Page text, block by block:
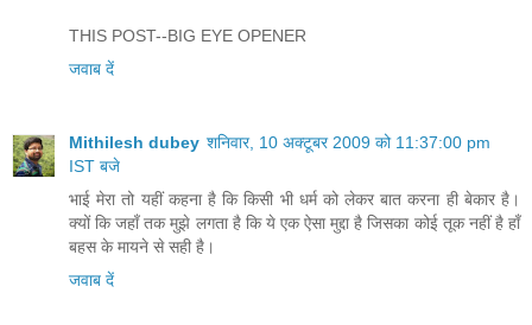
THIS POST--BIG EYE OPENER
जवाब दें
Mithilesh dubey शनिवार, 10 अक्टूबर 2009 को 11:37:00 pm
IST बजे
भाई मेरा तो यहीं कहना है कि किसी भी धर्म को लेकर बात करना ही बेकार है।
क्यों कि जहाँ तक मुझे लगता है कि ये एक ऐसा मुद्दा है जिसका कोई तूक नहीं है हाँ
बहस के मायने से सही है।
जवाब दें